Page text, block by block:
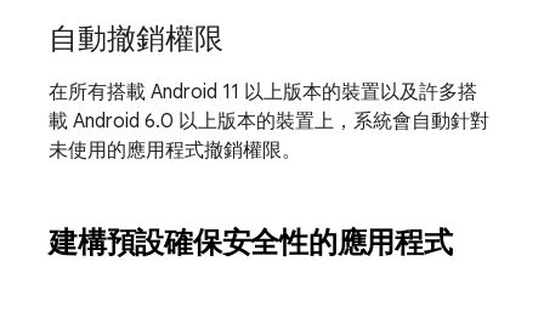
自動撤銷權限
在所有搭載 Android 11 以上版本的裝置以及許多搭
載 Android 6.0 以上版本的裝置上，系統會自動針對
未使用的應用程式撤銷權限。
建構預設確保安全性的應用程式